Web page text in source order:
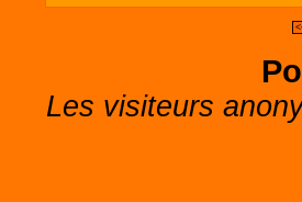
Les visiteurs